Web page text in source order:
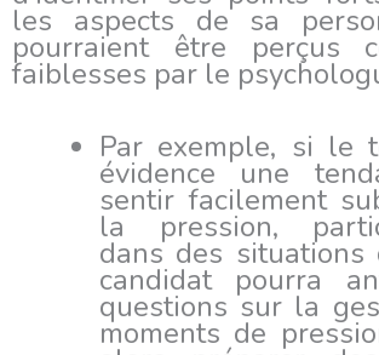
les aspects de sa
pourraient être perçus
faiblesses par le
Par exemple, si le
évidence une
sentir facilement
la pression,
dans des situations
candidat pourra
questions sur la
moments de